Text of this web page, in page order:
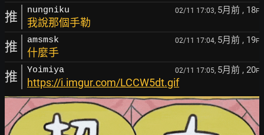
推 nungniku 02/11 17:03, 5月前 , 18F
我說那個手勒
推 amsmsk 02/11 17:04, 5月前 , 19F
什麼手
推 Yoimiya 02/11 17:05, 5月前 , 20F
https://i.imgur.com/LCCW5dt.gif